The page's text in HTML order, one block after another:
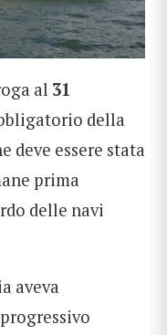
al 31
della
deve essere stata
prima
delle navi
aveva